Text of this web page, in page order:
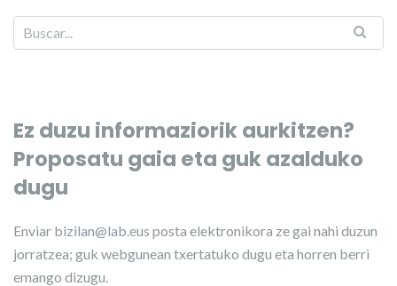
Ez duzu informaziorik aurkitzen?
Proposatu gaia eta guk azalduko
dugu
Enviar bizilan@lab.eus posta elektronikora ze gai nahi duzun
jorratzea; guk webgunean txertatuko dugu eta horren berri
emango dizugu.